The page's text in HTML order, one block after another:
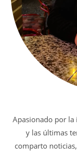
Apasionado por
y las últimas
comparto